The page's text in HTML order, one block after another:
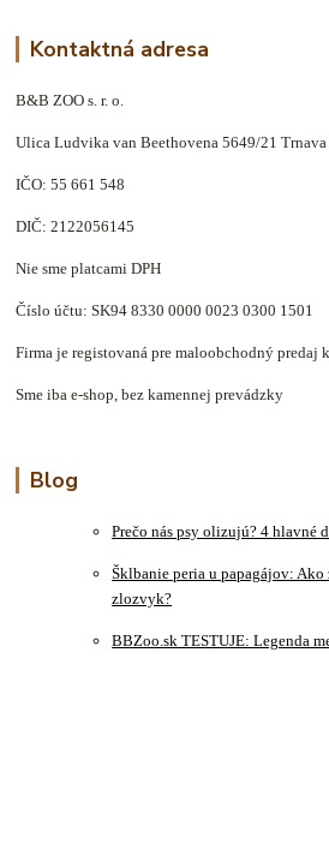
Kontaktná adresa
B&B ZOO s. r. o.
Ulica Ludvika van Beethovena 5649/21 Trnava
IČO: 55 661 548
DIČ: 2122056145
Nie sme platcami DPH
Číslo účtu: SK94 8330 0000 0023 0300 1501
Firma je registovaná pre maloobchodný predaj
Sme iba e-shop, bez kamennej prevádzky
Blog
Prečo nás psy olizujú? 4 hlavné
Šklbanie peria u papagájov:
zlozvyk?
BBZoo.sk TESTUJE: Legenda